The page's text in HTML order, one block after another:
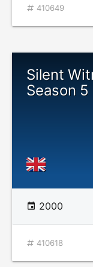
410649
Silent
Season 5
2000
410618